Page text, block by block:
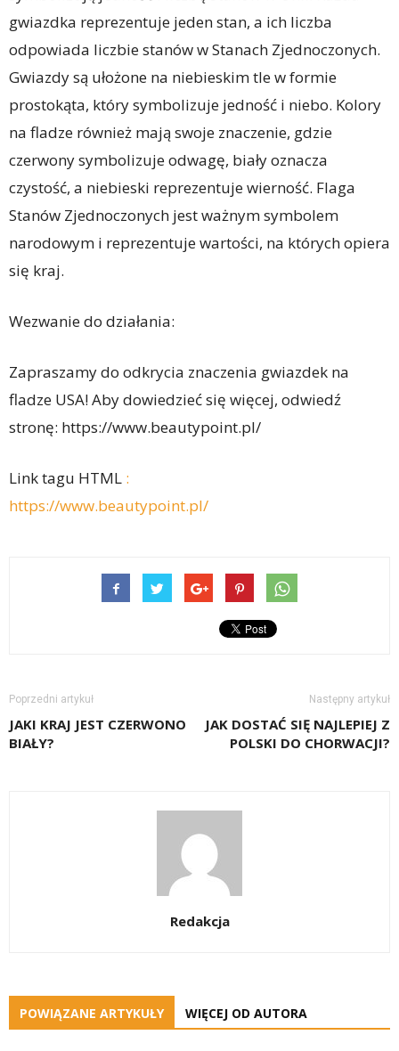
gwiazdka reprezentuje jeden stan, a ich liczba
odpowiada liczbie stanów w Stanach Zjednoczonych.
Gwiazdy są ułożone na niebieskim tle w formie
prostokąta, który symbolizuje jedność i niebo. Kolory
na fladze również mają swoje znaczenie, gdzie
czerwony symbolizuje odwagę, biały oznacza
czystość, a niebieski reprezentuje wierność. Flaga
Stanów Zjednoczonych jest ważnym symbolem
narodowym i reprezentuje wartości, na których opiera
się kraj.
Wezwanie do działania:
Zapraszamy do odkrycia znaczenia gwiazdek na
fladze USA! Aby dowiedzieć się więcej, odwiedź
stronę: https://www.beautypoint.pl/
Link tagu HTML :
https://www.beautypoint.pl/
Poprzedni artykuł
JAKI KRAJ JEST CZERWONO
BIAŁY?
Następny artykuł
JAK DOSTAĆ SIĘ NAJLEPIEJ Z
POLSKI DO CHORWACJI?
Redakcja
POWIĄZANE ARTYKUŁY WIĘCEJ OD AUTORA